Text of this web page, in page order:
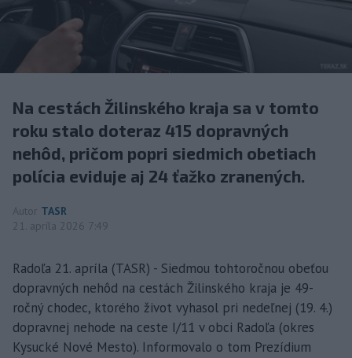
Na cestách Žilinského kraja sa v tomto
roku stalo doteraz 415 dopravných
nehôd, pričom popri siedmich obetiach
polícia eviduje aj 24 ťažko zranených.
Autor TASR
21. apríla 2026 7:49
Radoľa 21. apríla (TASR) - Siedmou tohtoročnou obeťou
dopravných nehôd na cestách Žilinského kraja je 49-
ročný chodec, ktorého život vyhasol pri nedeľnej (19. 4.)
dopravnej nehode na ceste I/11 v obci Radoľa (okres
Kysucké Nové Mesto). Informovalo o tom Prezídium